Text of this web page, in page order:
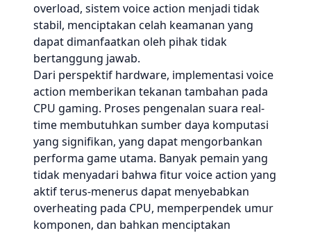
overload, sistem voice action menjadi tidak
stabil, menciptakan celah keamanan yang
dapat dimanfaatkan oleh pihak tidak
bertanggung jawab.
Dari perspektif hardware, implementasi voice
action memberikan tekanan tambahan pada
CPU gaming. Proses pengenalan suara real-
time membutuhkan sumber daya komputasi
yang signifikan, yang dapat mengorbankan
performa game utama. Banyak pemain yang
tidak menyadari bahwa fitur voice action yang
aktif terus-menerus dapat menyebabkan
overheating pada CPU, memperpendek umur
komponen, dan bahkan menciptakan